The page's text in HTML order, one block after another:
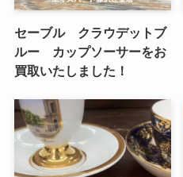
セーブル クラウデットブ
ルー カップソーサーをお
買取いたしました！